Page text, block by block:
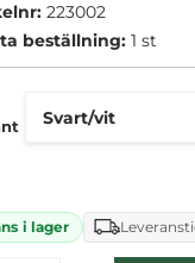
223002
beställning: 1 st
i lager